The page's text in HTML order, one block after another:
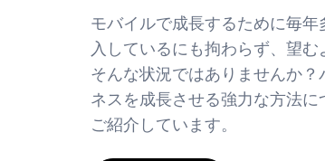
モバイルで成長するために毎
入しているにも拘わらず、望む
そんな状況ではありませんか
ネスを成長させる強力な方法
ご紹介しています。